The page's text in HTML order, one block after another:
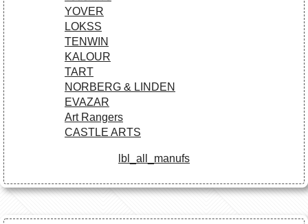
YOVER
LOKSS
TENWIN
KALOUR
TART
NORBERG & LINDEN
EVAZAR
Art Rangers
CASTLE ARTS
lbl_all_manufs